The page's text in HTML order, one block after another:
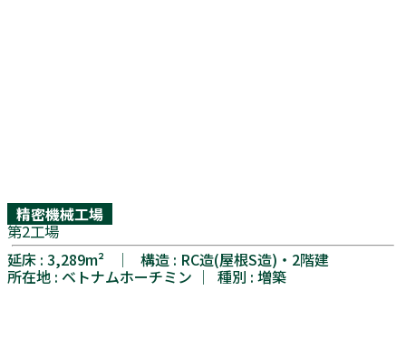
精密機械工場
第2工場
延床 : 3,289m² │ 構造 : RC造(屋根S造)・2階建
所在地 : ベトナムホーチミン │ 種別 : 増築